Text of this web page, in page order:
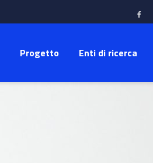
Progetto Enti di ricerca